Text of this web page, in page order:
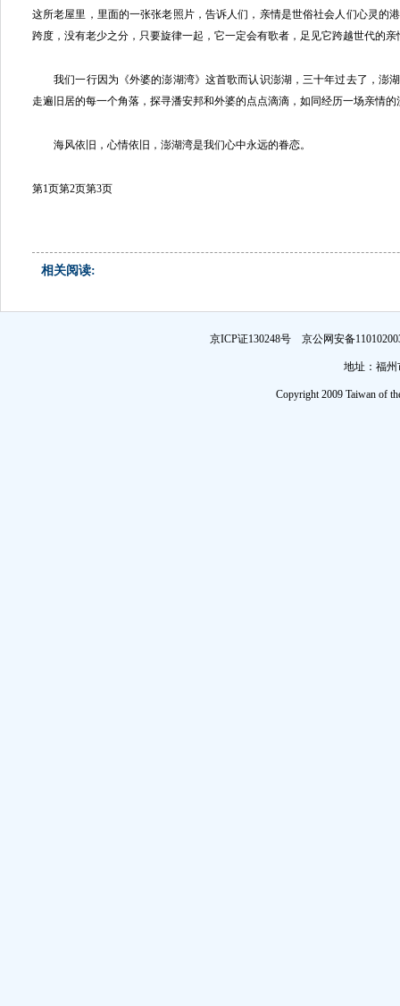
这所老屋里，里面的一张张老照片，告诉人们，亲情是世俗社会人们心灵的
跨度，没有老少之分，只要旋律一起，它一定会有歌者，足见它跨越世代的亲
我们一行因为《外婆的澎湖湾》这首歌而认识澎湖，三十年过去了，澎
走遍旧居的每一个角落，探寻潘安邦和外婆的点点滴滴，如同经历一场亲情的
海风依旧，心情依旧，澎湖湾是我们心中永远的眷恋。
第1页第2页第3页
相关阅读:
京ICP证130248号 京公网安备
地址：福州
Copyright 2009 Taiwan of